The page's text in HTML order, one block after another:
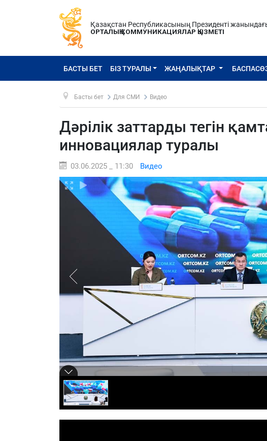
Қазақстан Республикасының Президенті
ОРТАЛЫҚ КОММУНИКАЦИЯЛАР ҚЫЗМЕТІ
БАСТЫ БЕТ БІЗ ТУРАЛЫ ЖАҢАЛЫҚТАР
Басты бет Для СМИ Видео
Дәрілік заттарды тегін
инновациялар туралы
03.06.2025 _ 11:30 Видео